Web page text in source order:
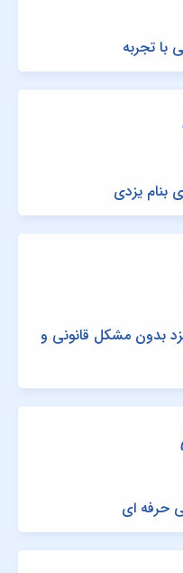
با تجربه
بنام یزدی
بدون مشکل قانونی و
حرفه ای